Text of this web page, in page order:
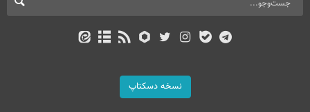
نسخه دسکتاپ